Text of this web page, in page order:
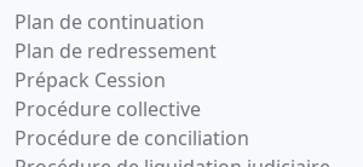
Plan de continuation
Plan de redressement
Prépack Cession
Procédure collective
Procédure de conciliation